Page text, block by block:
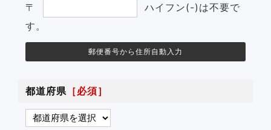
〒
ハイフン(-)は不要で
す。
郵便番号から住所自動入力
都道府県 ［必須］